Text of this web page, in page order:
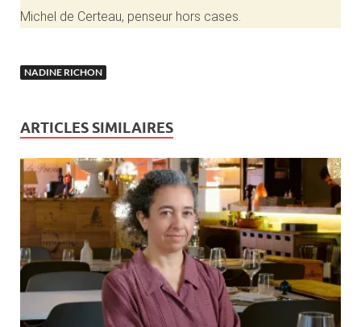
Michel de Certeau, penseur hors cases.
NADINE RICHON
ARTICLES SIMILAIRES